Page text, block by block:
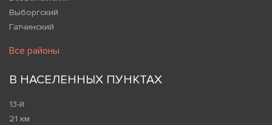
Выборгский
Гатчинский
Все районы
В НАСЕЛЕННЫХ ПУНКТАХ
13-й
21 км